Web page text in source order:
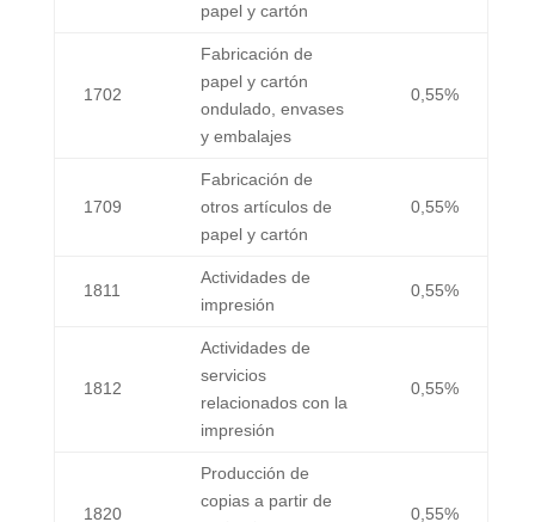
papel y cartón
1702
Fabricación de
papel y cartón
ondulado, envases
y embalajes
0,55%
1709
Fabricación de
otros artículos de
papel y cartón
0,55%
1811
Actividades de
impresión
0,55%
1812
Actividades de
servicios
relacionados con la
impresión
0,55%
1820
Producción de
copias a partir de
0,55%